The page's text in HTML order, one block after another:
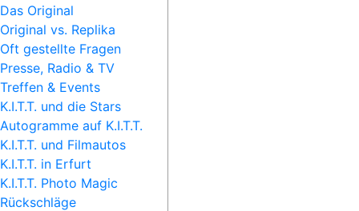
Das Original
Original vs. Replika
Oft gestellte Fragen
Presse, Radio & TV
Treffen & Events
K.I.T.T. und die Stars
Autogramme auf K.I.T.T.
K.I.T.T. und Filmautos
K.I.T.T. in Erfurt
K.I.T.T. Photo Magic
Rückschläge